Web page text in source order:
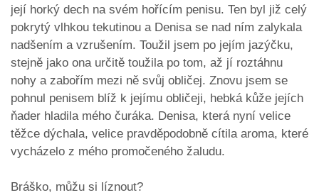
její horký dech na svém hořícím penisu. Ten byl již celý
pokrytý vlhkou tekutinou a Denisa se nad ním zalykala
nadšením a vzrušením. Toužil jsem po jejím jazýčku,
stejně jako ona určitě toužila po tom, až jí roztáhnu
nohy a zabořím mezi ně svůj obličej. Znovu jsem se
pohnul penisem blíž k jejímu obličeji, hebká kůže jejích
ňader hladila mého čuráka. Denisa, která nyní velice
těžce dýchala, velice pravděpodobně cítila aroma, které
vycházelo z mého promočeného žaludu.
Bráško, můžu si líznout?